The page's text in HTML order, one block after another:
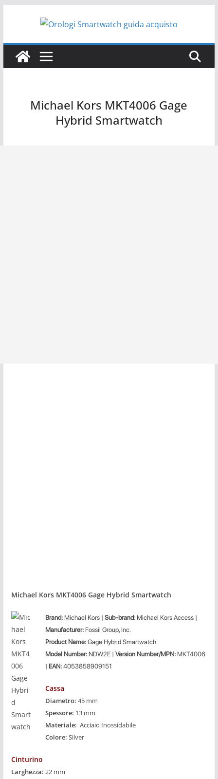
Michael Kors MKT4006 Gage
Hybrid Smartwatch
Michael Kors MKT4006 Gage Hybrid Smartwatch
Brand: Michael Kors | Sub-brand:Michael Kors Access |
Manufacturer: Fossil Group, Inc.
ProductName:Gage Hybrid Smartwatch
Model Number:NDW2E | Version Number/MPN:MKT4006
| EAN:4053858909151
Cassa
Diametro: 45 mm
Spessore: 13 mm
Materiale: Acciaio Inossidabile
Colore: Silver
Cinturino
Larghezza: 22 mm